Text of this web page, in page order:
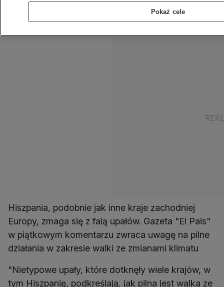
wiele krajów Europy. W piątkowym tekście
redakcja zwraca uwagę na to, jak istotną rolę w
Hiszpania, podobnie jak inne kraje zachodniej
Europy, zmaga się z falą upałów. Gazeta "El Pais"
w piątkowym komentarzu zwraca uwagę na pilne
działania w zakresie walki ze zmianami klimatu
"Nietypowe upały, które dotknęły wiele krajów, w
tym Hiszpanię, podkreślają, jak pilna jest walka ze
Pokaż cele